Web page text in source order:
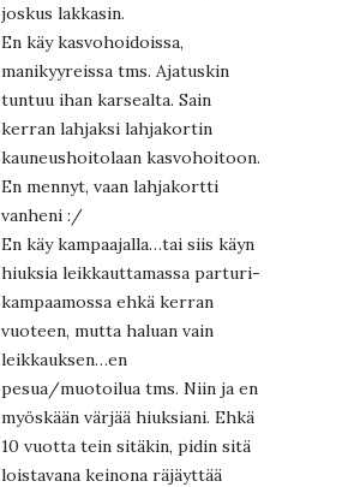
joskus lakkasin.
En käy kasvohoidoissa,
manikyyreissa tms. Ajatuskin
tuntuu ihan karsealta. Sain
kerran lahjaksi lahjakortin
kauneushoitolaan kasvohoitoon.
En mennyt, vaan lahjakortti
vanheni :/
En käy kampaajalla…tai siis käyn
hiuksia leikkauttamassa parturi-
kampaamossa ehkä kerran
vuoteen, mutta haluan vain
leikkauksen…en
pesua/muotoilua tms. Niin ja en
myöskään värjää hiuksiani. Ehkä
10 vuotta tein sitäkin, pidin sitä
loistavana keinona räjäyttää